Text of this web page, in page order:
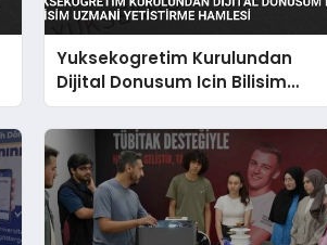
Yuksekogretim Kurulundan
Dijital Donusum Icin Bilisim
Uzmani Yetistirme Hamlesi